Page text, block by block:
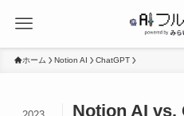
ホーム Notion AI ChatGPT
Notion AI vs.